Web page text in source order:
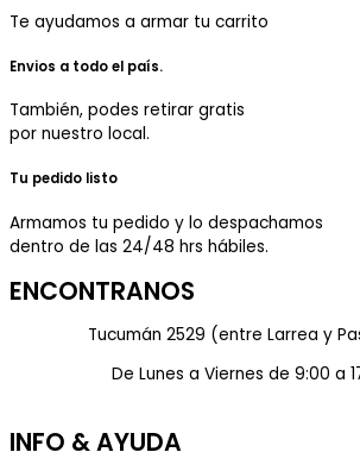
Te ayudamos a armar tu carrito
Envios a todo el país.
También, podes retirar gratis
por nuestro local.
Tu pedido listo
Armamos tu pedido y lo despachamos
dentro de las 24/48 hrs hábiles.
ENCONTRANOS
Tucumán 2529 (entre Larrea y
De Lunes a Viernes de 9:00 a
INFO & AYUDA